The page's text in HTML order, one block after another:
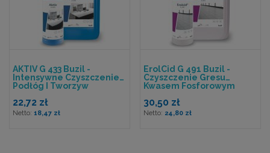
AKTIV G 433 Buzil -
Intensywne Czyszczenie
Podłóg I Tworzyw
22,72 zł
18,47 zł
ErolCid G 491 Buzil -
Czyszczenie Gresu
Kwasem Fosforowym
30,50 zł
24,80 zł